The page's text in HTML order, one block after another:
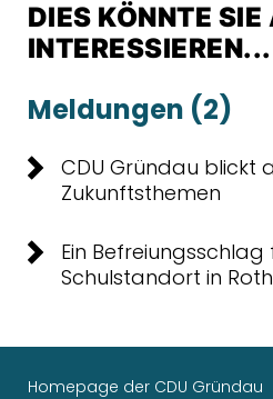
DIES KÖNNTE SIE
INTERESSIEREN...
Meldungen (2)
CDU Gründau blickt
Zukunftsthemen
Ein
Schulstandort in
Homepage der CDU Gründau